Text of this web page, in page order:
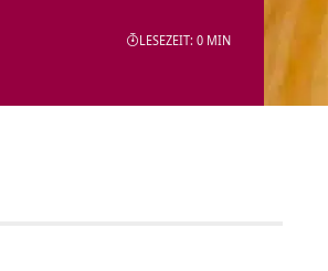
LESEZEIT: 0 MIN